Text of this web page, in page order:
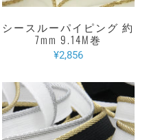
シースルーパイピング 約
7mm 9.14M巻
¥2,856